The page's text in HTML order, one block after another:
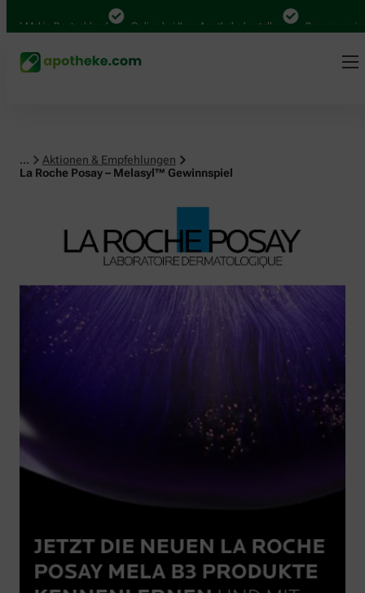
in Deutschland Online bei Ihrer Apotheke bestellen Bequem zwischen
...
Aktionen & Empfehlungen
La Roche Posay – Melasyl™ Gewinnspiel